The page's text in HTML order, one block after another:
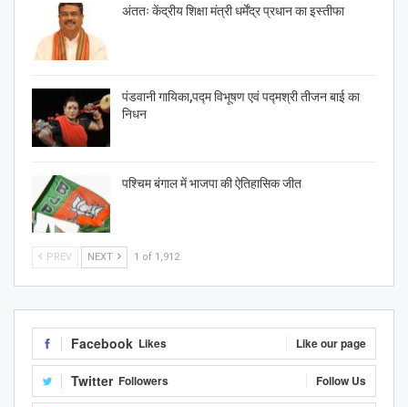
अंततः केंद्रीय शिक्षा मंत्री धर्मेंद्र प्रधान का इस्तीफा
पंडवानी गायिका,पद्म विभूषण एवं पद्मश्री तीजन बाई का
निधन
पश्चिम बंगाल में भाजपा की ऐतिहासिक जीत
PREV NEXT 1 of 1,912
Facebook Likes Like our page
Twitter Followers Follow Us